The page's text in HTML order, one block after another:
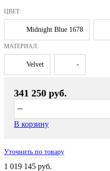
ЦВЕТ:
Midnight Blue 1678
МАТЕРИАЛ:
Velvet -
341 250 руб.
В корзину
Уточнить по товару
1 019 145 руб.